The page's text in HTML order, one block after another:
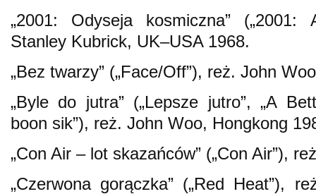
„2001: Odyseja kosmiczna”
Stanley Kubrick, UK–USA 1968.
„Bez twarzy” („Face/Off”), reż. John
„Byle do jutra” („Lepsze jutro”, „A
boon sik”), reż. John Woo, Hongkong
„Con Air – lot skazańców” („Con Air”),
„Czerwona gorączka” („Red Heat”),